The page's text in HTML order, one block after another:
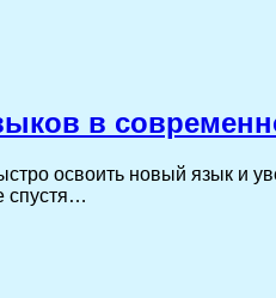
в
освоить новый язык и
спустя…